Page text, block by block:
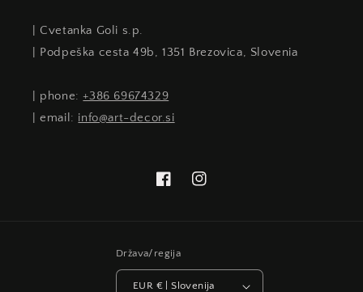
| Cvetanka Goli s.p.
| Podpeška cesta 49b, 1351 Brezovica, Slovenia
| phone:+386 69674329
| email: info@art-decor.si
FacebookInstagram
Država/regija
EUR € | Slovenija